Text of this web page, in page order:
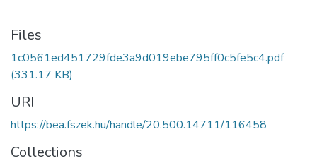
Files
1c0561ed451729fde3a9d019ebe795ff0c5fe5c4.pdf
(331.17 KB)
URI
https://bea.fszek.hu/handle/20.500.14711/116458
Collections